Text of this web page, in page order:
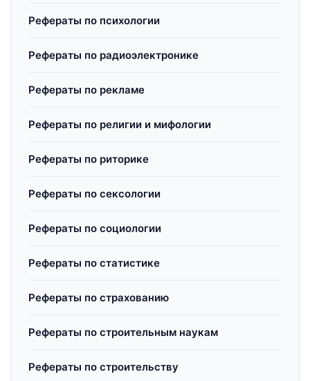
Рефераты по психологии
Рефераты по радиоэлектронике
Рефераты по рекламе
Рефераты по религии и мифологии
Рефераты по риторике
Рефераты по сексологии
Рефераты по социологии
Рефераты по статистике
Рефераты по страхованию
Рефераты по строительным наукам
Рефераты по строительству